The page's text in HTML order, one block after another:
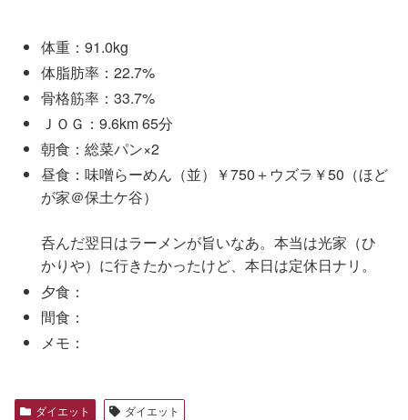
体重：91.0kg
体脂肪率：22.7%
骨格筋率：33.7%
ＪＯＧ：9.6km 65分
朝食：総菜パン×2
昼食：味噌らーめん（並）￥750＋ウズラ￥50（ほど
が家＠保土ケ谷）
呑んだ翌日はラーメンが旨いなあ。本当は光家（ひ
かりや）に行きたかったけど、本日は定休日ナリ。
夕食：
間食：
メモ：
ダイエット ダイエット